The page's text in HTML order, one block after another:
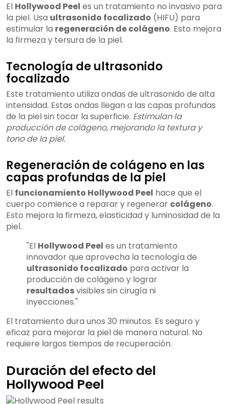
El Hollywood Peel es un tratamiento no invasivo para
la piel. Usa ultrasonido focalizado (HIFU) para
estimular la regeneración de colágeno. Esto mejora
la firmeza y tersura de la piel.
Tecnología de ultrasonido
focalizado
Este tratamiento utiliza ondas de ultrasonido de alta
intensidad. Estas ondas llegan a las capas profundas
de la piel sin tocar la superficie. Estimulan la
producción de colágeno, mejorando la textura y
tono de la piel.
Regeneración de colágeno en las
capas profundas de la piel
El funcionamiento Hollywood Peel hace que el
cuerpo comience a reparar y regenerar colágeno.
Esto mejora la firmeza, elasticidad y luminosidad de la
piel.
"El Hollywood Peel es un tratamiento
innovador que aprovecha la tecnología de
ultrasonido focalizado para activar la
producción de colágeno y lograr
resultadosvisibles sin cirugía ni
inyecciones."
El tratamiento dura unos 30 minutos. Es seguro y
eficaz para mejorar la piel de manera natural. No
requiere largos tiempos de recuperación.
Duración del efecto del
Hollywood Peel